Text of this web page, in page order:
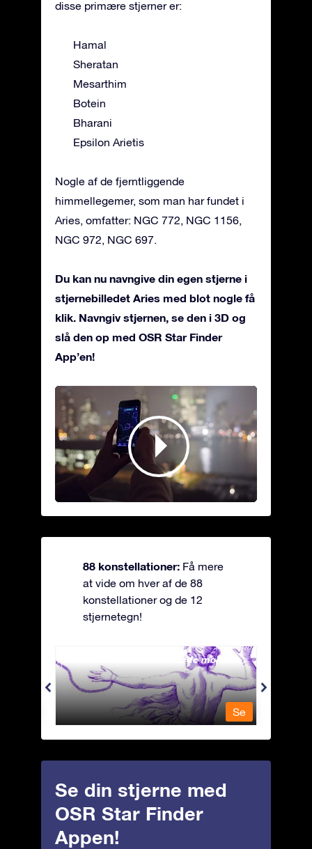
disse primære stjerner er:
Hamal
Sheratan
Mesarthim
Botein
Bharani
Epsilon Arietis
Nogle af de fjerntliggende
himmellegemer, som man har fundet i
Aries, omfatter: NGC 772, NGC 1156,
NGC 972, NGC 697.
Du kan nu navngive din egen stjerne i
stjernebilledet Aries med blot nogle få
klik. Navngiv stjernen, se den i 3D og
slå den op med OSR Star Finder
App’en!
88 konstellationer: Få mere
at vide om hver af de 88
konstellationer og de 12
stjernetegn!
Andromeda - Den lænkede mø
Se
Se din stjerne med
OSR Star Finder
Appen!